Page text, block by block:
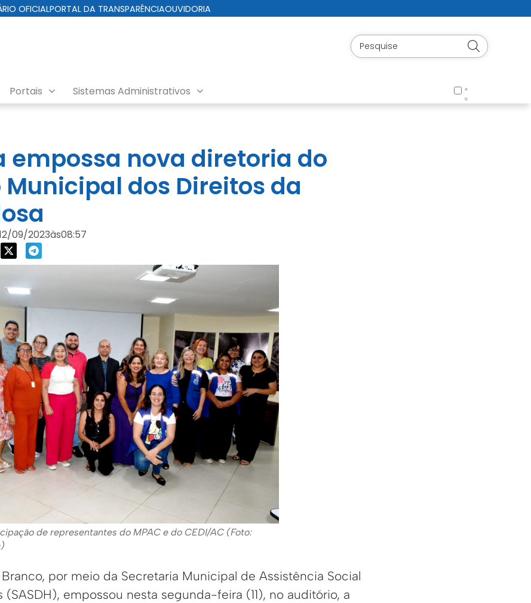
OFICIALPORTAL DA TRANSPARÊNCIAOUVIDORIA
Portais Sistemas Administrativos
empossa nova diretoria do
dos Direitos da
09/2023às08:57
de representantes do MPAC e do CEDI/AC (Foto:
por meio da Secretaria Municipal de Assistência Social
(SASDH), empossou nesta segunda-feira (11), no auditório, a